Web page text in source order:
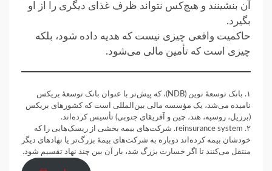
آن بنشینند و هیچ‌کس نتواند ظرف غذای دیگری را از او
بگیرد.‏
حاکمیت واقعی چیزی نیست که هدیه داده شود، بلکه
چیزی است که تأمین مالی می‌شود.‏
۱. ‎بانک توسعهٔ نوین (‏NDB‏)، که پیش‌تر با عنوان بانک توسعهٔ بریکس
نامیده می‌شد، یک مؤسسه مالی بین‌المللی است که ‏کشورهای بریکس
(برزیل، روسیه، هند، چین و آفریقای جنوبی) تأسیس کرده‌اند.
۲. reinsurance system‏. شرکت‌های بیمه بخشی از ریسک‌هایی را که
خودشان بیمه کرده‌اند دوباره به شرکت‌های بیمهٔ ‏بزرگ‌تر یا نهادهای دیگر
منتقل می‌کنند تا اگر خسارت بزرگ شد، بار آن بین چند نهاد تقسیم شود.‏